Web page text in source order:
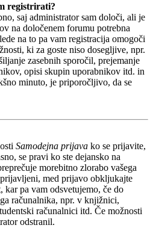
registrirati?
saj administrator sam določi, ali je
na določenem forumu potrebna
na to pa vam registracija omogoči
ki za goste niso dosegljive, npr.
zasebnih sporočil, prejemanje
opisi skupin uporabnikov itd. in
minuto, je priporočljivo, da se
Samodejna prijava ko se prijavite,
se pravi ko ste dejansko na
morebitno zlorabo vašega
med prijavo obkljukajte
kar pa vam odsvetujemo, če do
računalnika, npr. v knjižnici,
računalnici itd. Če možnosti
odstranil.